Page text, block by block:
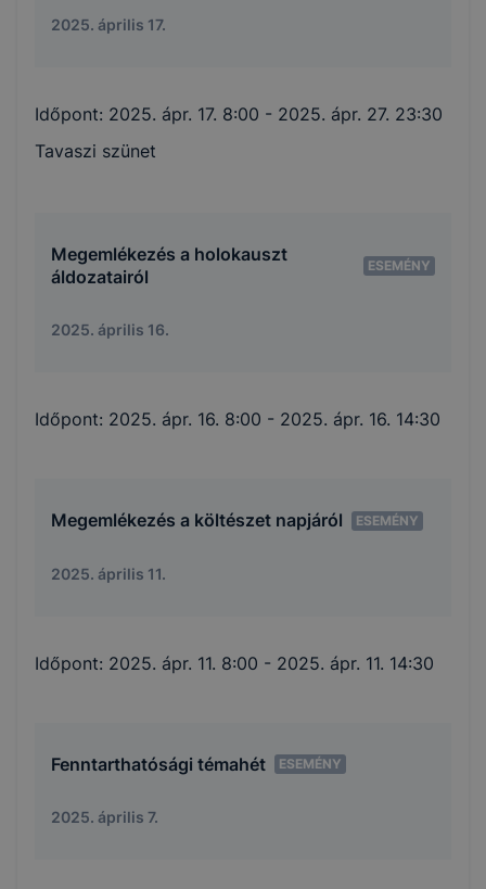
2025. április 17.
Időpont: 2025. ápr. 17. 8:00 - 2025. ápr. 27. 23:30
Tavaszi szünet
Megemlékezés a holokauszt
áldozatairól
ESEMÉNY
2025. április 16.
Időpont: 2025. ápr. 16. 8:00 - 2025. ápr. 16. 14:30
Megemlékezés a költészet napjáról ESEMÉNY
2025. április 11.
Időpont: 2025. ápr. 11. 8:00 - 2025. ápr. 11. 14:30
Fenntarthatósági témahét ESEMÉNY
2025. április 7.